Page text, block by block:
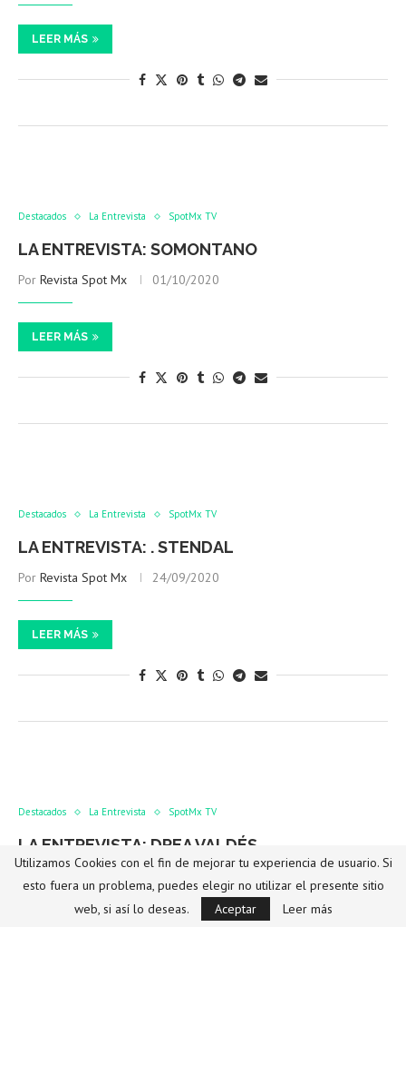
LEER MÁS
Destacados La Entrevista SpotMx TV
LA ENTREVISTA: SOMONTANO
Por Revista Spot Mx 01/10/2020
LEER MÁS
Destacados La Entrevista SpotMx TV
LA ENTREVISTA: . STENDAL
Por Revista Spot Mx 24/09/2020
LEER MÁS
Destacados La Entrevista SpotMx TV
LA ENTREVISTA: DREA VALDÉS
Utilizamos Cookies con el fin de mejorar tu experiencia de usuario. Si
esto fuera un problema, puedes elegir no utilizar el presente sitio
web, si así lo deseas.
Aceptar Leer más